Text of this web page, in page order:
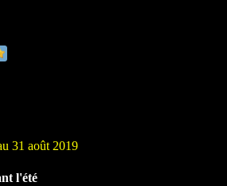
31 août 2019
l'été